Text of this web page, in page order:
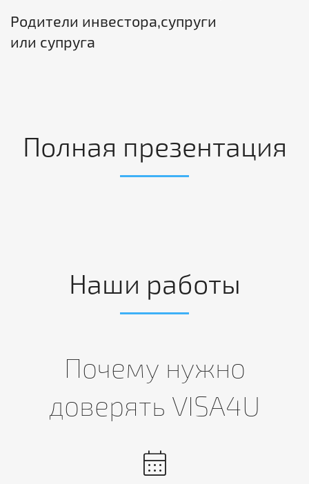
Родители инвестора,супруги
или супруга
Полная презентация
Наши работы
Почему нужно
доверять VISA4U
calendar_month